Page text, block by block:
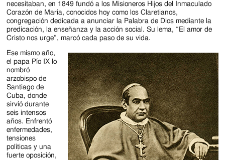
necesitaban, en 1849 fundó a los Misioneros Hijos del Inmaculado
Corazón de María, conocidos hoy como los Claretianos,
congregación dedicada a anunciar la Palabra de Dios mediante la
predicación, la enseñanza y la acción social. Su lema, “El amor de
Cristo nos urge”, marcó cada paso de su vida.
Ese mismo año,
el papa Pío IX lo
nombró
arzobispo de
Santiago de
Cuba, donde
sirvió durante
seis intensos
años. Enfrentó
enfermedades,
tensiones
políticas y una
fuerte oposición,